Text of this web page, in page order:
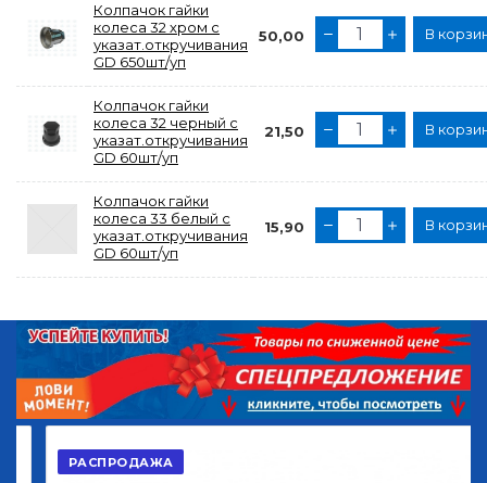
Колпачок гайки
колеса 32 хром с
указат.откручивания
GD 650шт/уп
50,00 В
Колпачок гайки
колеса 32 черный с
указат.откручивания
GD 60шт/уп
21,50 В
Колпачок гайки
колеса 33 белый с
указат.откручивания
GD 60шт/уп
15,90 В
РАСПРОДАЖА